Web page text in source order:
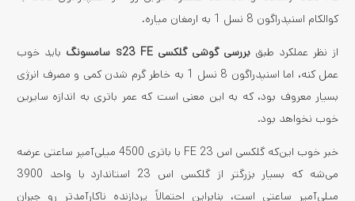
کوالکام اسنپدراگون 8 نسل 1 به ارمغان میاره.
از نظر عملکرد طبق بررسی گوشی گلکسی s23 FE سامسونگ
باید خوب
عمل کنه، اما اسنپدراگون 8 نسل 1 به خاطر گرم شدن کمی و مصرف انرژی
بسیار معروف بود، که به این معنی است که عمر باتری به اندازه سایرین
خوب نخواهد بود.
خبر خوب این‌که گلکسی اس 23 FE با باتری 4500 میلی‌آمپر ساعتی عرضه
می‌شه که بسیار بزرگتر از گلکسی اس 23 استاندارد با واحد 3900
میلی‌آمپر ساعتی است، بنابراین احتمالاً پردازنده ناکارآمدتر رو جبران